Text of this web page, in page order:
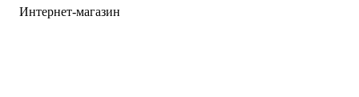
Интернет-магазин